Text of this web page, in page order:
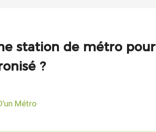
station de métro pour
?
Métro